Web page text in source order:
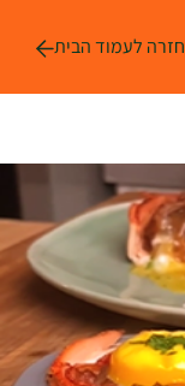
חזרה לעמוד הבית